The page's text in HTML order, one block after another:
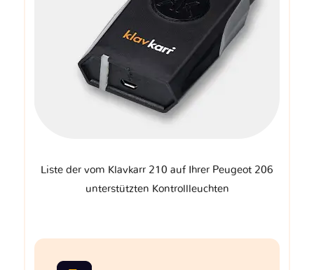
Liste der vom Klavkarr 210 auf Ihrer Peugeot 206
unterstützten Kontrollleuchten